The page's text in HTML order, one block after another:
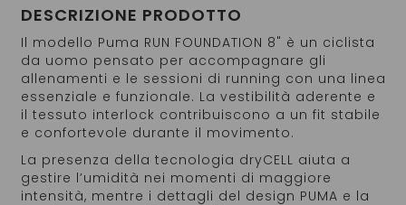
DESCRIZIONE PRODOTTO
Il modello Puma RUN FOUNDATION 8" è un ciclista
da uomo pensato per accompagnare gli
allenamenti e le sessioni di running con una linea
essenziale e funzionale. La vestibilità aderente e
il tessuto interlock contribuiscono a un fit stabile
e confortevole durante il movimento.
La presenza della tecnologia dryCELL aiuta a
gestire l’umidità nei momenti di maggiore
intensità, mentre i dettagli del design PUMA e la